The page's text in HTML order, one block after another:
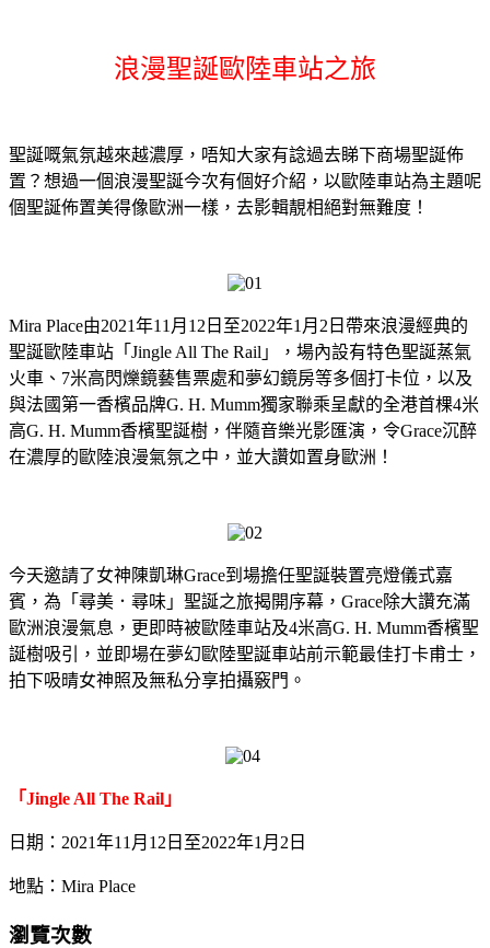
浪漫聖誕歐陸車站之旅
聖誕嘅氣氛越來越濃厚，唔知大家有諗過去睇下商場聖誕佈
置？想過一個浪漫聖誕今次有個好介紹，以歐陸車站為主題呢
個聖誕佈置美得像歐洲一樣，去影輯靚相絕對無難度！
Mira Place由2021年11月12日至2022年1月2日帶來浪漫經典的
聖誕歐陸車站「Jingle All The Rail」，場內設有特色聖誕蒸氣
火車、7米高閃爍鏡藝售票處和夢幻鏡房等多個打卡位，以及
與法國第一香檳品牌G. H. Mumm獨家聯乘呈獻的全港首棵4米
高G. H. Mumm香檳聖誕樹，伴隨音樂光影匯演，令Grace沉醉
在濃厚的歐陸浪漫氣氛之中，並大讚如置身歐洲！
今天邀請了女神陳凱琳Grace到場擔任聖誕裝置亮燈儀式嘉
賓，為「尋美．尋味」聖誕之旅揭開序幕，Grace除大讚充滿
歐洲浪漫氣息，更即時被歐陸車站及4米高G. H. Mumm香檳聖
誕樹吸引，並即場在夢幻歐陸聖誕車站前示範最佳打卡甫士，
拍下吸晴女神照及無私分享拍攝竅門。
「Jingle All The Rail」
日期：2021年11月12日至2022年1月2日
地點：Mira Place
瀏覽次數